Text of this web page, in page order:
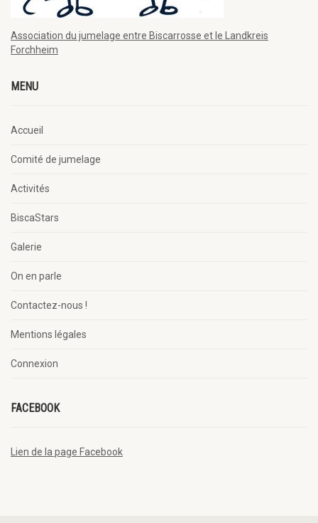
Association du jumelage entre Biscarrosse et le Landkreis
Forchheim
MENU
Accueil
Comité de jumelage
Activités
BiscaStars
Galerie
On en parle
Contactez-nous !
Mentions légales
Connexion
FACEBOOK
Lien de la page Facebook